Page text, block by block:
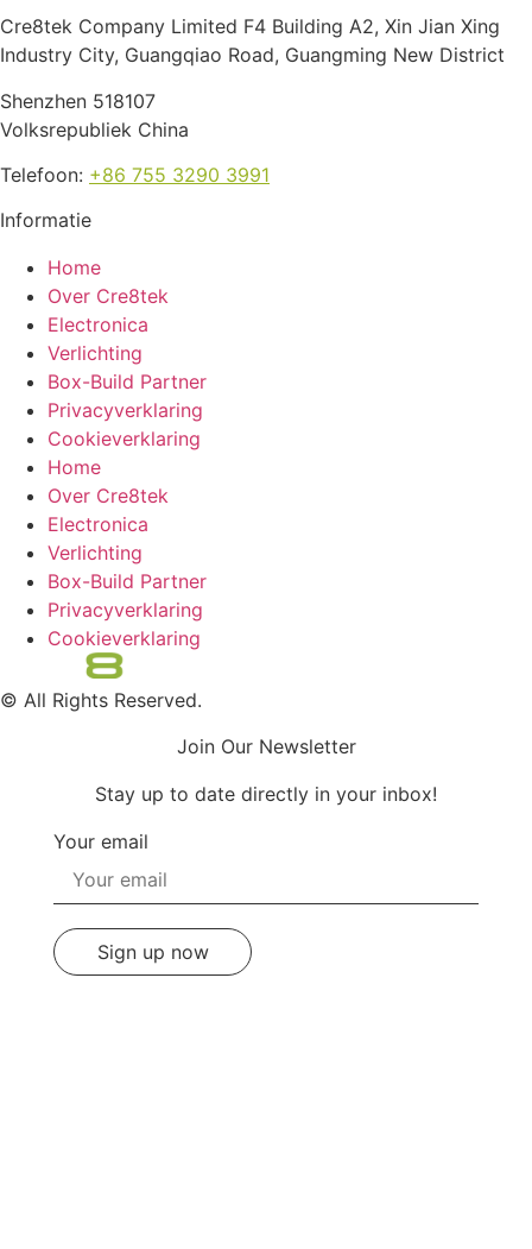
Cre8tek Company Limited F4 Building A2, Xin Jian Xing
Industry City, Guangqiao Road, Guangming New District
Shenzhen 518107
Volksrepubliek China
Telefoon: +86 755 3290 3991
Informatie
Home
Over Cre8tek
Electronica
Verlichting
Box-Build Partner
Privacyverklaring
Cookieverklaring
Home
Over Cre8tek
Electronica
Verlichting
Box-Build Partner
Privacyverklaring
Cookieverklaring
© All Rights Reserved.
Join Our Newsletter
Stay up to date directly in your inbox!
Your email
Sign up now